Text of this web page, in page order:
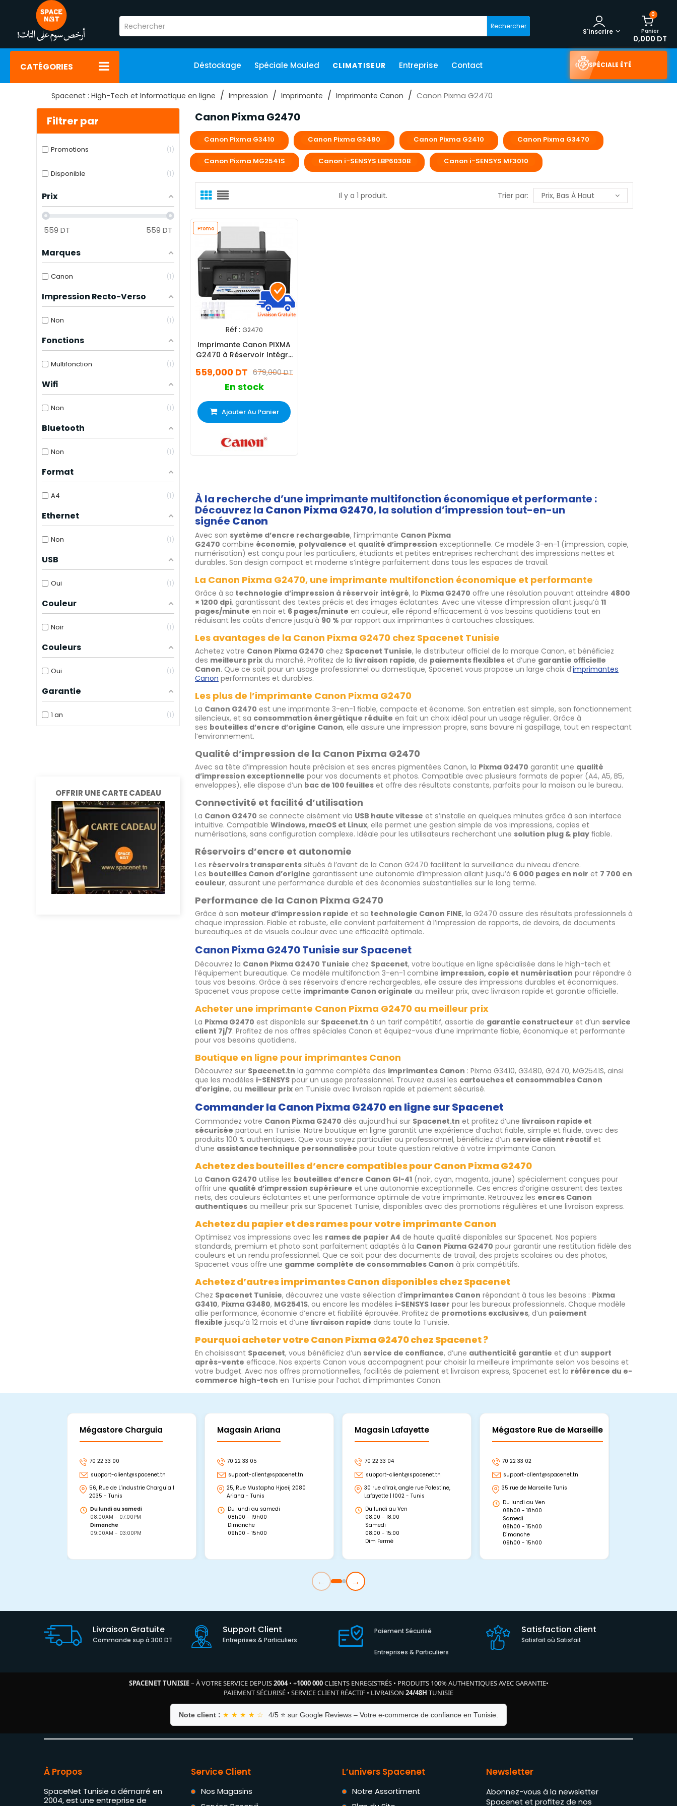
Rechercher
0
Panier
0,000 DT
S'inscrire
CATÉGORIES Déstockage Spéciale Mouled CLIMATISEUR Entreprise Contact SPÉCIALE ÉTÉ
Spacenet : High-Tech et Informatique en ligne Impression Imprimante Imprimante Canon Canon Pixma G2470
Filtrer par
Promotions 1
Disponible 1
Prix
559 DT 559 DT
Marques
Canon 1
Impression Recto-Verso
Non 1
Fonctions
Multifonction 1
Wifi
Non 1
Bluetooth
Non 1
Format
A4 1
Ethernet
Non 1
USB
Oui 1
Couleur
Noir 1
Couleurs
Oui 1
Garantie
1 an 1
OFFRIR UNE CARTE CADEAU
Canon Pixma G2470
Canon Pixma G3410 Canon Pixma G3480 Canon Pixma G2410 Canon Pixma G3470
Canon Pixma MG2541S Canon i-SENSYS LBP6030B Canon i-SENSYS MF3010
Il y a 1 produit. Trier par: Prix, Bas À Haut
Promo
Réf : G2470
Imprimante Canon PIXMA
G2470 à Réservoir Intégré
679,000 DT
559,000 DT
En stock
Ajouter Au Panier
À la recherche d’une imprimante multifonction économique et performante :
Découvrez la Canon Pixma G2470, la solution d’impression tout-en-un
signée Canon
Avec son système d’encre rechargeable, l’imprimante Canon Pixma
G2470 combine économie, polyvalence et qualité d’impression exceptionnelle. Ce modèle 3-en-1 (impression, copie,
numérisation) est conçu pour les particuliers, étudiants et petites entreprises recherchant des impressions nettes et
durables. Son design compact et moderne s’intègre parfaitement dans tous les espaces de travail.
La Canon Pixma G2470, une imprimante multifonction économique et performante
Grâce à sa technologie d’impression à réservoir intégré, la Pixma G2470 offre une résolution pouvant atteindre 4800
× 1200 dpi, garantissant des textes précis et des images éclatantes. Avec une vitesse d’impression allant jusqu’à 11
pages/minute en noir et 6 pages/minute en couleur, elle répond efficacement à vos besoins quotidiens tout en
réduisant les coûts d’encre jusqu’à 90 % par rapport aux imprimantes à cartouches classiques.
Les avantages de la Canon Pixma G2470 chez Spacenet Tunisie
Achetez votre Canon Pixma G2470 chez Spacenet Tunisie, le distributeur officiel de la marque Canon, et bénéficiez
des meilleurs prix du marché. Profitez de la livraison rapide, de paiements flexibles et d’une garantie officielle
Canon. Que ce soit pour un usage professionnel ou domestique, Spacenet vous propose un large choix d’imprimantes
Canon performantes et durables.
Les plus de l’imprimante Canon Pixma G2470
La Canon G2470 est une imprimante 3-en-1 fiable, compacte et économe. Son entretien est simple, son fonctionnement
silencieux, et sa consommation énergétique réduite en fait un choix idéal pour un usage régulier. Grâce à
ses bouteilles d’encre d’origine Canon, elle assure une impression propre, sans bavure ni gaspillage, tout en respectant
l’environnement.
Qualité d’impression de la Canon Pixma G2470
Avec sa tête d’impression haute précision et ses encres pigmentées Canon, la Pixma G2470 garantit une qualité
d’impression exceptionnelle pour vos documents et photos. Compatible avec plusieurs formats de papier (A4, A5, B5,
enveloppes), elle dispose d’un bac de 100 feuilles et offre des résultats constants, parfaits pour la maison ou le bureau.
Connectivité et facilité d’utilisation
La Canon G2470 se connecte aisément via USB haute vitesse et s’installe en quelques minutes grâce à son interface
intuitive. Compatible Windows, macOS et Linux, elle permet une gestion simple de vos impressions, copies et
numérisations, sans configuration complexe. Idéale pour les utilisateurs recherchant une solution plug & play fiable.
Réservoirs d’encre et autonomie
Les réservoirs transparents situés à l’avant de la Canon G2470 facilitent la surveillance du niveau d’encre.
Les bouteilles Canon d’origine garantissent une autonomie d’impression allant jusqu’à 6 000 pages en noir et 7 700 en
couleur, assurant une performance durable et des économies substantielles sur le long terme.
Performance de la Canon Pixma G2470
Grâce à son moteur d’impression rapide et sa technologie Canon FINE, la G2470 assure des résultats professionnels à
chaque impression. Fiable et robuste, elle convient parfaitement à l’impression de rapports, de devoirs, de documents
bureautiques et de visuels couleur avec une efficacité optimale.
Canon Pixma G2470 Tunisie sur Spacenet
Découvrez la Canon Pixma G2470 Tunisie chez Spacenet, votre boutique en ligne spécialisée dans le high-tech et
l’équipement bureautique. Ce modèle multifonction 3-en-1 combine impression, copie et numérisation pour répondre à
tous vos besoins. Grâce à ses réservoirs d’encre rechargeables, elle assure des impressions durables et économiques.
Spacenet vous propose cette imprimante Canon originale au meilleur prix, avec livraison rapide et garantie officielle.
Acheter une imprimante Canon Pixma G2470 au meilleur prix
La Pixma G2470 est disponible sur Spacenet.tn à un tarif compétitif, assortie de garantie constructeur et d’un service
client 7j/7. Profitez de nos offres spéciales Canon et équipez-vous d’une imprimante fiable, économique et performante
pour vos besoins quotidiens.
Boutique en ligne pour imprimantes Canon
Découvrez sur Spacenet.tn la gamme complète des imprimantes Canon : Pixma G3410, G3480, G2470, MG2541S, ainsi
que les modèles i-SENSYS pour un usage professionnel. Trouvez aussi les cartouches et consommables Canon
d’origine, au meilleur prix en Tunisie avec livraison rapide et paiement sécurisé.
Commander la Canon Pixma G2470 en ligne sur Spacenet
Commandez votre Canon Pixma G2470 dès aujourd’hui sur Spacenet.tn et profitez d’une livraison rapide et
sécurisée partout en Tunisie. Notre boutique en ligne garantit une expérience d’achat fiable, simple et fluide, avec des
produits 100 % authentiques. Que vous soyez particulier ou professionnel, bénéficiez d’un service client réactif et
d’une assistance technique personnalisée pour toute question relative à votre imprimante Canon.
Achetez des bouteilles d’encre compatibles pour Canon Pixma G2470
La Canon G2470 utilise les bouteilles d’encre Canon GI-41 (noir, cyan, magenta, jaune) spécialement conçues pour
offrir une qualité d’impression supérieure et une autonomie exceptionnelle. Ces encres d’origine assurent des textes
nets, des couleurs éclatantes et une performance optimale de votre imprimante. Retrouvez les encres Canon
authentiques au meilleur prix sur Spacenet Tunisie, disponibles avec des promotions régulières et une livraison express.
Achetez du papier et des rames pour votre imprimante Canon
Optimisez vos impressions avec les rames de papier A4 de haute qualité disponibles sur Spacenet. Nos papiers
standards, premium et photo sont parfaitement adaptés à la Canon Pixma G2470 pour garantir une restitution fidèle des
couleurs et un rendu professionnel. Que ce soit pour des documents de travail, des projets scolaires ou des photos,
Spacenet vous offre une gamme complète de consommables Canon à prix compétitifs.
Achetez d’autres imprimantes Canon disponibles chez Spacenet
Chez Spacenet Tunisie, découvrez une vaste sélection d’imprimantes Canon répondant à tous les besoins : Pixma
G3410, Pixma G3480, MG2541S, ou encore les modèles i-SENSYS laser pour les bureaux professionnels. Chaque modèle
allie performance, économie d’encre et fiabilité éprouvée. Profitez de promotions exclusives, d’un paiement
flexible jusqu’à 12 mois et d’une livraison rapide dans toute la Tunisie.
Pourquoi acheter votre Canon Pixma G2470 chez Spacenet ?
En choisissant Spacenet, vous bénéficiez d’un service de confiance, d’une authenticité garantie et d’un support
après-vente efficace. Nos experts Canon vous accompagnent pour choisir la meilleure imprimante selon vos besoins et
votre budget. Avec nos offres promotionnelles, facilités de paiement et livraison express, Spacenet est la référence du e-
commerce high-tech en Tunisie pour l’achat d’imprimantes Canon.
Mégastore Charguia
70 22 33 00
support-client@spacenet.tn
56, Rue de L'industrie Charguia I
2035 - Tunis
Du lundi au samedi
08:00AM - 07:00PM
Dimanche
09:00AM - 03:00PM
Magasin Ariana
70 22 33 05
support-client@spacenet.tn
25, Rue Mustapha Hjaeij 2080
Ariana - Tunis
Du lundi au samedi
08h00 - 19h00
Dimanche
09h00 - 15h00
Magasin Lafayette
70 22 33 04
support-client@spacenet.tn
30 rue d'Irak, angle rue Palestine,
Lafayette | 1002 - Tunis
Du lundi au Ven
08:00 - 18:00
Samedi
08:00 - 15:00
Dim Fermé
Mégastore Rue de Marseille
70 22 33 02
support-client@spacenet.tn
35 rue de Marseille Tunis
Du lundi au Ven
08h00 - 18h00
Samedi
08h00 - 15h00
Dimanche
09h00 - 15h00
← →
Livraison Gratuite
Commande sup à 300 DT
Support Client
Entreprises & Particuliers
Paiement Sécurisé
Entreprises & Particuliers
Satisfaction client
Satisfait où Satisfait
SPACENET TUNISIE– À VOTRE SERVICE DEPUIS2004• +1000 000CLIENTS ENREGISTRÉS• PRODUITS 100% AUTHENTIQUES AVEC GARANTIE•
PAIEMENT SÉCURISÉ • SERVICE CLIENT RÉACTIF • LIVRAISON 24/48H TUNISIE
Note client : ★ ★ ★ ★ ☆ 4/5 ⭐ sur Google Reviews – Votre e-commerce de confiance en Tunisie.
À Propos
SpaceNet Tunisie a démarré en
2004, est une entreprise de
Service Client
Nos Magasins
L’univers Spacenet
Notre Assortiment
Newsletter
Abonnez-vous à la newsletter
Spacenet et profitez de nos